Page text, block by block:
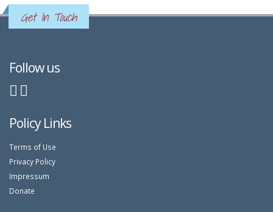
Get In Touch
Follow us
Policy Links
Terms of Use
Privacy Policy
Impressum
Donate